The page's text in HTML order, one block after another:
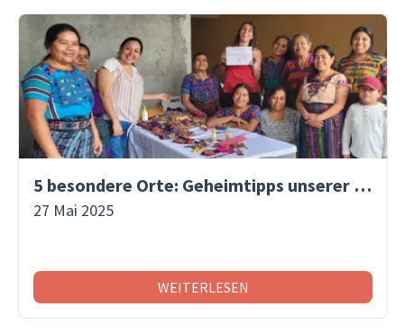
5 besondere Orte: Geheimtipps unserer Reisespezialistinnen!
27 Mai 2025
WEITERLESEN